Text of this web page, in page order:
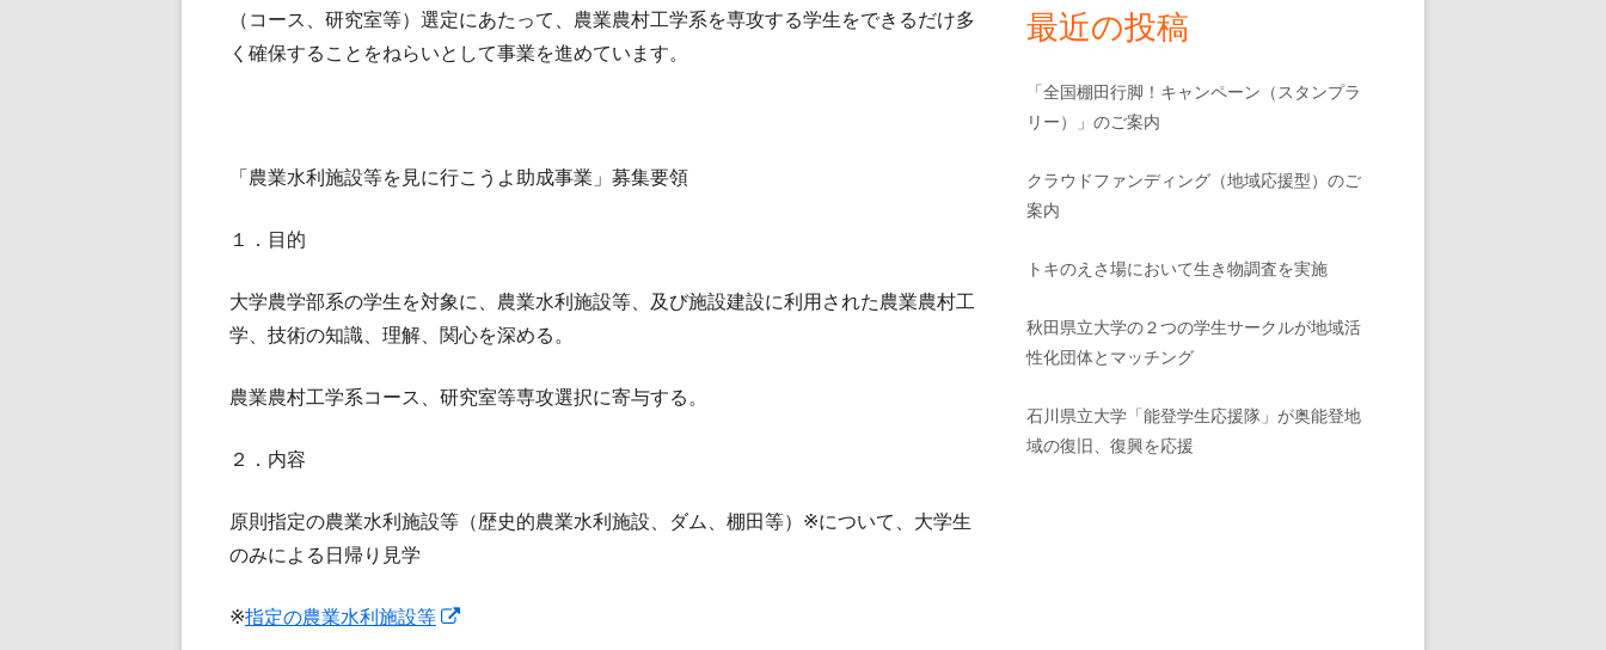
（コース、研究室等）選定にあたって、農業農村工学系を専攻する学生をできるだけ多
く確保することをねらいとして事業を進めています。
「農業水利施設等を見に行こうよ助成事業」募集要領
１．目的
大学農学部系の学生を対象に、農業水利施設等、及び施設建設に利用された農業農村工
学、技術の知識、理解、関心を深める。
農業農村工学系コース、研究室等専攻選択に寄与する。
２．内容
原則指定の農業水利施設等（歴史的農業水利施設、ダム、棚田等）※について、大学生
のみによる日帰り見学
※指定の農業水利施設等
最近の投稿
「全国棚田行脚！キャンペーン（スタンプラ
リー）」のご案内
クラウドファンディング（地域応援型）のご
案内
トキのえさ場において生き物調査を実施
秋田県立大学の２つの学生サークルが地域活
性化団体とマッチング
石川県立大学「能登学生応援隊」が奥能登地
域の復旧、復興を応援